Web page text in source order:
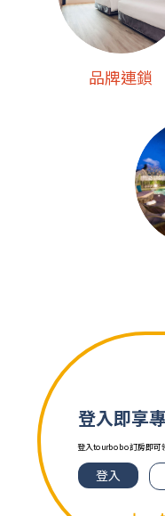
品牌連鎖
登入即享
登入tourbobo訂房即可
登入